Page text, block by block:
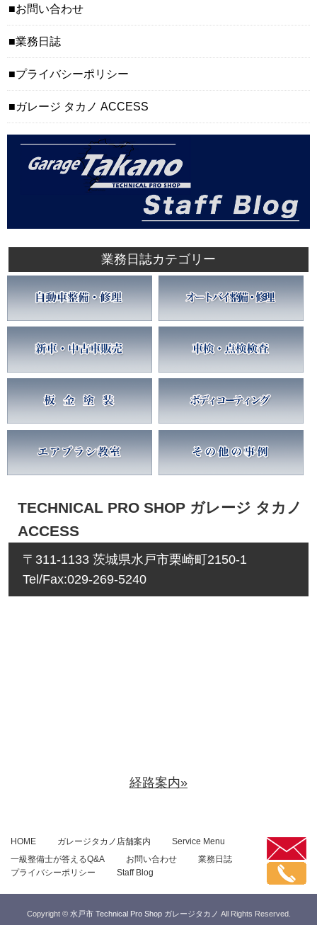
お問い合わせ
業務日誌
プライバシーポリシー
ガレージ タカノ ACCESS
業務日誌カテゴリー
TECHNICAL PRO SHOP ガレージ タカノ
ACCESS
〒311-1133 茨城県水戸市栗崎町2150-1
Tel/Fax:029-269-5240
経路案内»
HOME ガレージタカノ店舗案内
Service Menu
一級整備士が答えるQ&A
お問い合わせ
業務日誌
プライバシーポリシー
Staff Blog
Copyright © 水戸市 Technical Pro Shop ガレージタカノ All Rights Reserved.